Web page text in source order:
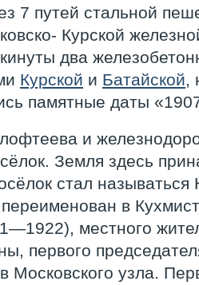
7 путей стальной
Курской
два
Курской и Батайской,
памятные даты
и
Земля здесь
стал называться
в
местного
первого
Московского узла.